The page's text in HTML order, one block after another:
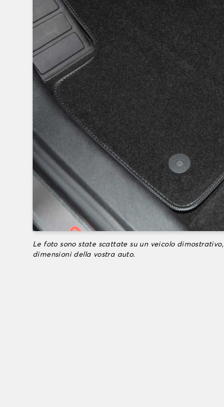
Le foto sono state scattate su un veicolo
dimensioni della vostra auto.